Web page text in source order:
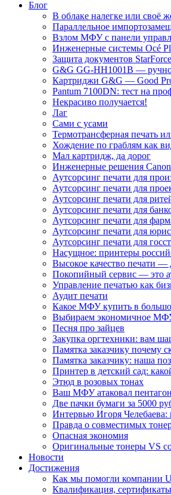
Блог
В облаке налегке или своё
Параллельное
Взлом МФУ с панели
Инженерные системы Océ
Защита документов
G&G GG-HH1001B —
Картриджи G&G — Good
Pantum 7100DN: тест на
Некрасиво получается!
Лаг
Сами с усами
Термотрансферная печать
Хождение по граблям как
Мал картридж, да дорог
Инженерные решения
Аутсорсинг печати для
Аутсорсинг печати для
Аутсорсинг печати для
Аутсорсинг печати для
Аутсорсинг печати для
Аутсорсинг печати для
Аутсорсинг печати для
Насущное: принтеры
Высокое качество печати —
Покопийный сервис — это
Управление печатью как
Аудит печати
Какое МФУ купить в
Выбираем экономичное
Песня про зайцев
Закупка оргтехники: вам
Памятка заказчику почему
Памятка заказчику: наша
Принтер в детский сад:
Этюд в розовых тонах
Ваш МФУ атаковал пентагон
Две пачки бумаги за 5000
Интервью Игоря Челебаева:
Правда о совместимых
Опасная экономия
Оригинальные тонеры VS
Новости
Достижения
Как мы помогли компании
Квалификация,